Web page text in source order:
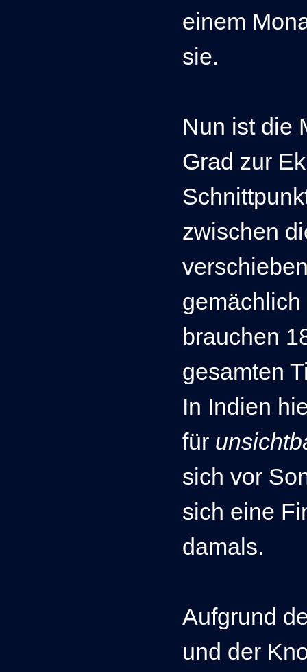
einem
sie.
Nun ist die
Grad zur
zwischen
brauchen
gesamten
In Indien
für
sich vor
sich eine
damals.
Aufgrund
und der